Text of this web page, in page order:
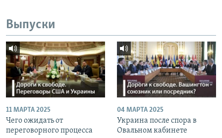
Выпуски
11 МАРТА 2025
Чего ожидать от
переговорного процесса
04 МАРТА 2025
Украина после спора в
Овальном кабинете